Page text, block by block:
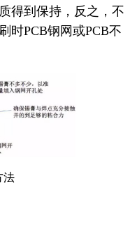
到保持，反之，不
时PCB钢网或PCB不
法